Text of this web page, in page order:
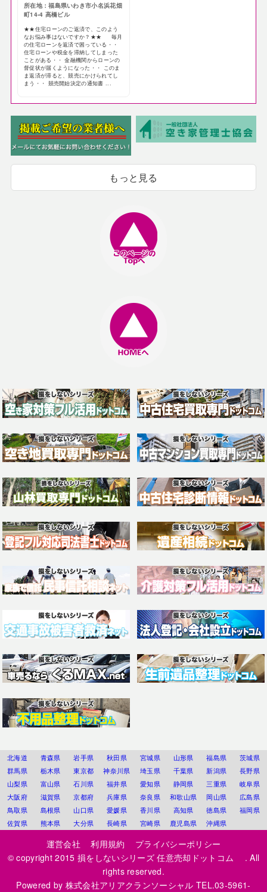
所在地：福島県いわき市小名浜花畑
町14-4 高橋ビル
★★住宅ローンのご返済で、このよう
なお悩み事はないですか？★★ 毎月
の住宅ローンを返済で困っている・・
住宅ローンや税金を滞納してしまった
ことがある・・ 金融機関からローンの
督促状が届くようになった・・ このま
ま返済が滞ると、競売にかけられてし
まう・・ 競売開始決定の通知書 ...
もっと見る
北海道 青森県 岩手県 秋田県 宮城県 山形県 福島県
茨城県
群馬県
栃木県 東京都 神奈川県 埼玉県 千葉県 新潟県
長野県
山梨県
富山県 石川県 福井県 愛知県 静岡県 三重県
岐阜県
大阪府
滋賀県 京都府 兵庫県 奈良県 和歌山県 岡山県
広島県
鳥取県
島根県 山口県 愛媛県 香川県 高知県 徳島県
福岡県
佐賀県
熊本県 大分県 長崎県 宮崎県 鹿児島県 沖縄県
運営会社 利用規約
プライバシーポリシー
© copyright 2015損をしないシリーズ 任意売却ドットコム
. All
rights reserved.
Powered by 株式会社アリアクランソーシャル TEL.03-5961-